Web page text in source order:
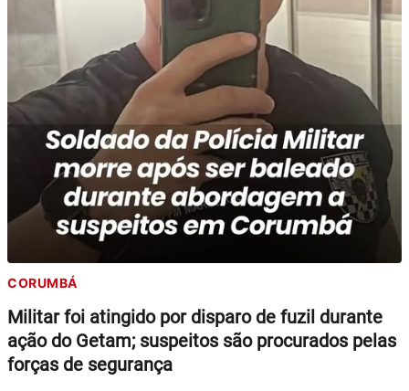
CORUMBÁ
Militar foi atingido por disparo de fuzil durante
ação do Getam; suspeitos são procurados pelas
forças de segurança